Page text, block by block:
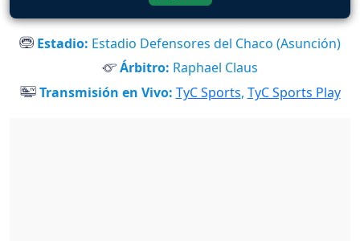
Estadio: Estadio Defensores del Chaco (Asunción)
Árbitro: Raphael Claus
Transmisión en Vivo: TyC Sports, TyC Sports Play